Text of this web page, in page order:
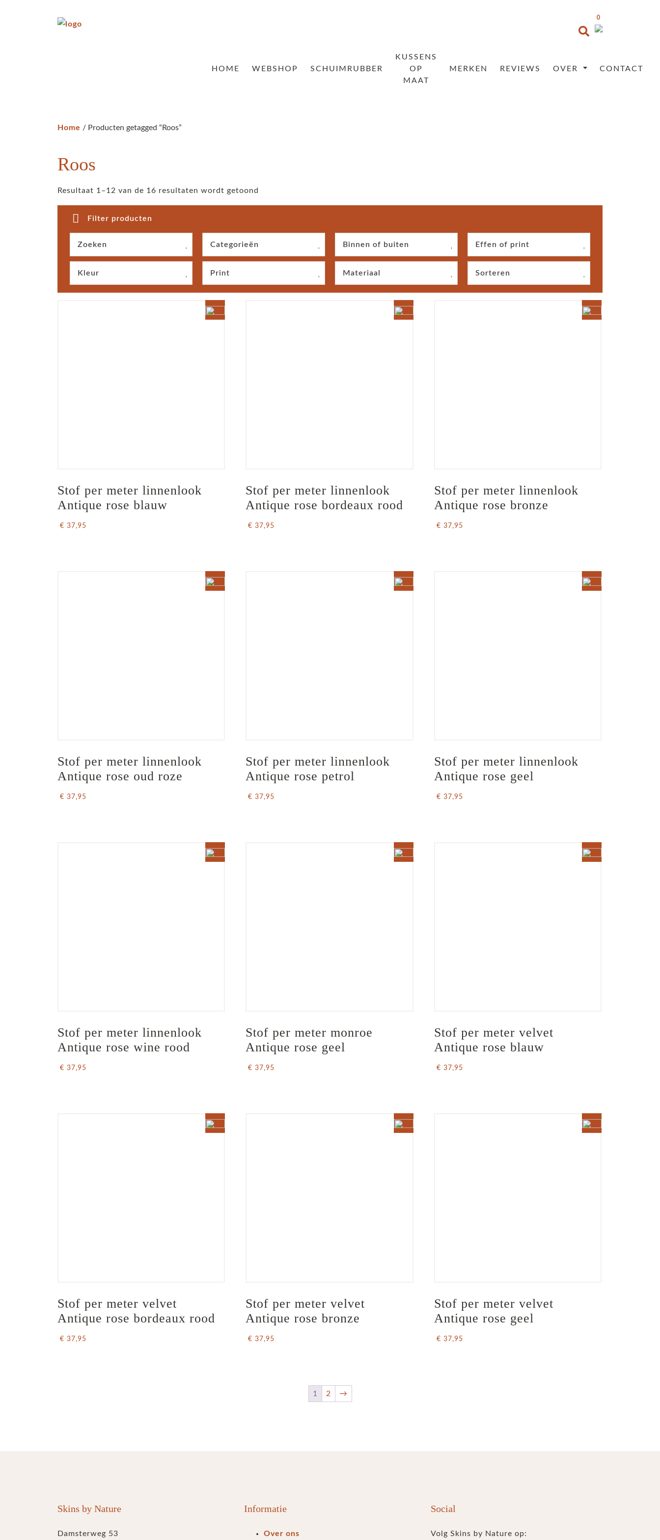
0
HOME WEBSHOP SCHUIMRUBBER
KUSSENS
OP
MAAT
MERKEN REVIEWS OVER CONTACT
Home / Producten getagged “Roos”
Roos
Resultaat 1–12 van de 16 resultaten wordt getoond
Filter producten
Zoeken Categorieën Binnen of buiten Effen of print
Kleur Print Materiaal Sorteren
Stof per meter linnenlook
Antique rose blauw
€ 37,95
Stof per meter linnenlook
Antique rose bordeaux rood
€ 37,95
Stof per meter linnenlook
Antique rose bronze
€ 37,95
Stof per meter linnenlook
Antique rose oud roze
€ 37,95
Stof per meter linnenlook
Antique rose petrol
€ 37,95
Stof per meter linnenlook
Antique rose geel
€ 37,95
Stof per meter linnenlook
Antique rose wine rood
€ 37,95
Stof per meter monroe
Antique rose geel
€ 37,95
Stof per meter velvet
Antique rose blauw
€ 37,95
Stof per meter velvet
Antique rose bordeaux rood
€ 37,95
Stof per meter velvet
Antique rose bronze
€ 37,95
Stof per meter velvet
Antique rose geel
€ 37,95
1 2 →
Skins by Nature
Damsterweg 53
Informatie
Over ons
Social
Volg Skins by Nature op: